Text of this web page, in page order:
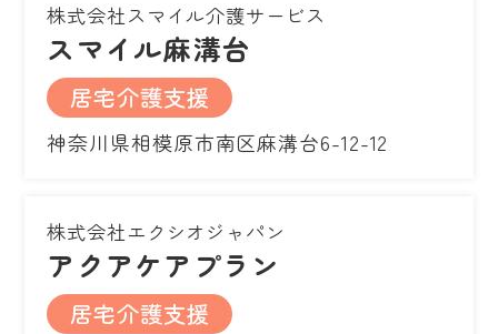
株式会社スマイル介護サービス
スマイル麻溝台
居宅介護支援
神奈川県相模原市南区麻溝台6-12-12
株式会社エクシオジャパン
アクアケアプラン
居宅介護支援